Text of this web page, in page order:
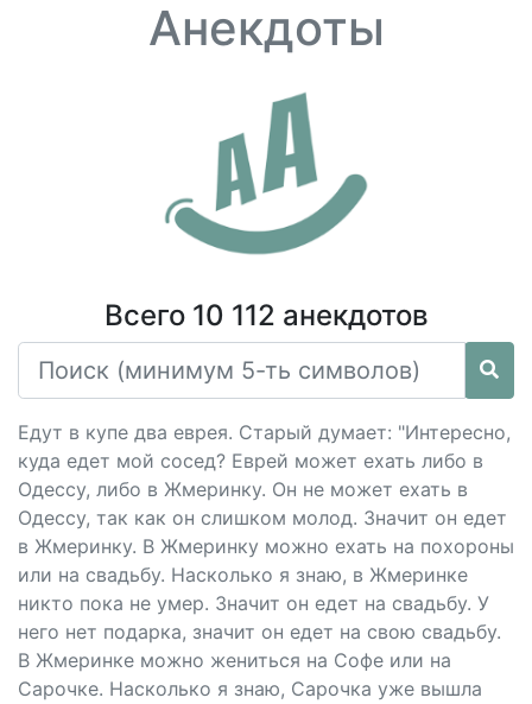
Анекдоты
Всего 10 112 анекдотов
Едут в купе два еврея. Старый думает: "Интересно,
куда едет мой сосед? Еврей может ехать либо в
Одессу, либо в Жмеринку. Он не может ехать в
Одессу, так как он слишком молод. Значит он едет
в Жмеринку. В Жмеринку можно ехать на похороны
или на свадьбу. Насколько я знаю, в Жмеринке
никто пока не умер. Значит он едет на свадьбу. У
него нет подарка, значит он едет на свою свадьбу.
В Жмеринке можно жениться на Софе или на
Сарочке. Насколько я знаю, Сарочка уже вышла